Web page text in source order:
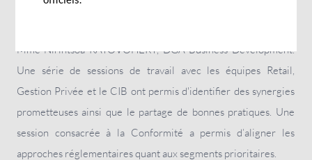
Du 24 au 26 juin, la Direction Générale de BCP Bank
Mme Nirintsoa RATOVOHERY, DGA Business Development.
Une série de sessions de travail avec les équipes Retail,
Gestion Privée et le CIB ont permis d'identifier des synergies
prometteuses ainsi que le partage de bonnes pratiques. Une
session consacrée à la Conformité a permis d’aligner les
approches réglementaires quant aux segments prioritaires.